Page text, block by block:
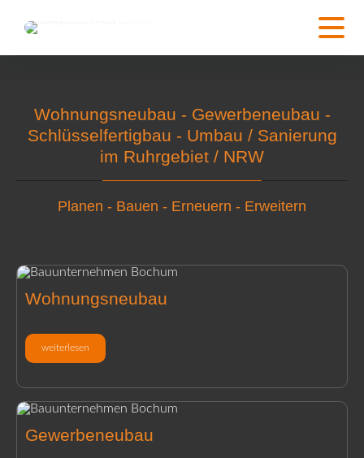
Wohnungsneubau - Gewerbeneubau -
Schlüsselfertigbau - Umbau / Sanierung
im Ruhrgebiet / NRW
Planen - Bauen - Erneuern - Erweitern
Wohnungsneubau
weiterlesen
Gewerbeneubau